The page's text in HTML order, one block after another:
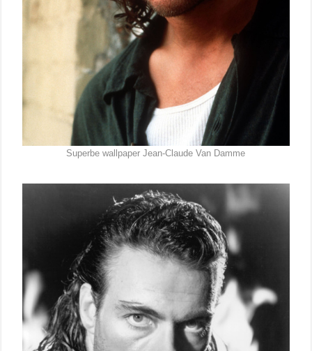
Superbe wallpaper Jean-Claude Van Damme